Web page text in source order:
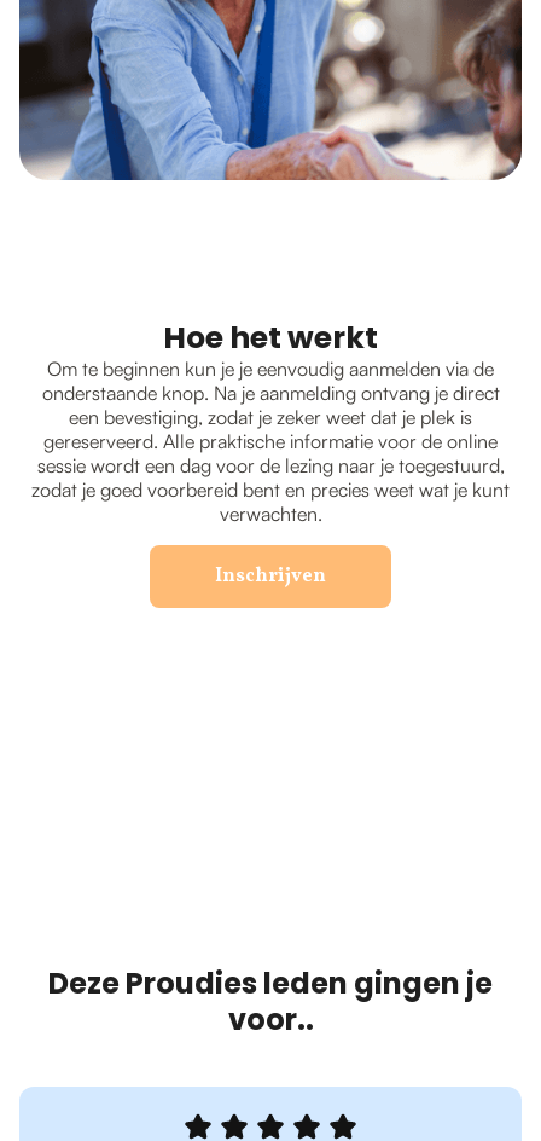
Hoe het werkt
Om te beginnen kun je je eenvoudig aanmelden via de
onderstaande knop. Na je aanmelding ontvang je direct
een bevestiging, zodat je zeker weet dat je plek is
gereserveerd. Alle praktische informatie voor de online
sessie wordt een dag voor de lezing naar je toegestuurd,
zodat je goed voorbereid bent en precies weet wat je kunt
verwachten.
Inschrijven
Deze Proudies leden gingen je
voor..